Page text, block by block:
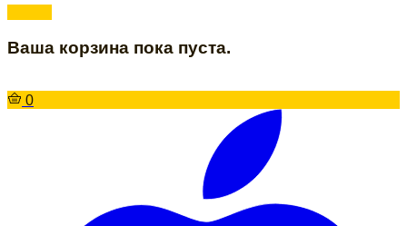
Ваша корзина пока пуста.
0